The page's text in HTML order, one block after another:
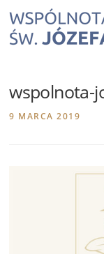
content
wspolnota-
9 MARCA 2019